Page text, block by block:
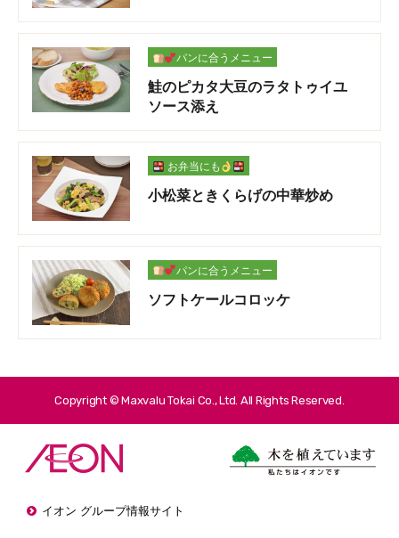
パンに合うメニュー
鮭のピカタ大豆のラタトゥイユ
ソース添え
お弁当にも
小松菜ときくらげの中華炒め
パンに合うメニュー
ソフトケールコロッケ
Copyright © Maxvalu Tokai Co., Ltd. All Rights Reserved.
イオン グループ情報サイト